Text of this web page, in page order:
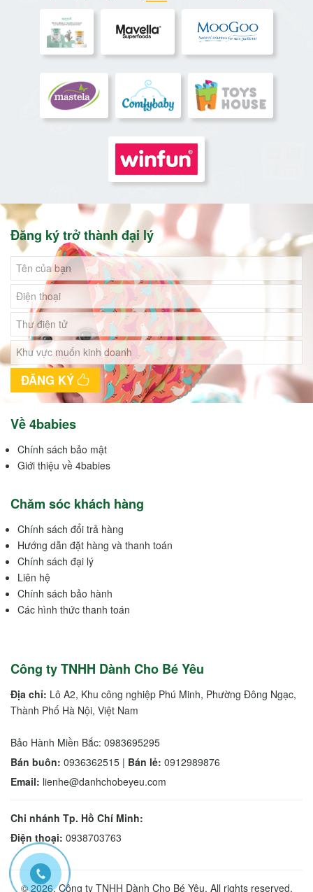
Đăng ký trở thành đại lý
ĐĂNG KÝ
Về 4babies
Chính sách bảo mật
Giới thiệu về 4babies
Chăm sóc khách hàng
Chính sách đổi trả hàng
Hướng dẫn đặt hàng và thanh toán
Chính sách đại lý
Liên hệ
Chính sách bảo hành
Các hình thức thanh toán
Công ty TNHH Dành Cho Bé Yêu
Địa chỉ: Lô A2, Khu công nghiệp Phú Minh, Phường Đông Ngạc,
Thành Phố Hà Nội, Việt Nam
Bảo Hành Miền Bắc: 0983695295
Bán buôn: 0936362515 | Bán lẻ: 0912989876
Email: lienhe@danhchobeyeu.com
Chi nhánh Tp. Hồ Chí Minh:
Điện thoại: 0938703763
© 2026, Công ty TNHH Dành Cho Bé Yêu. All rights reserved.